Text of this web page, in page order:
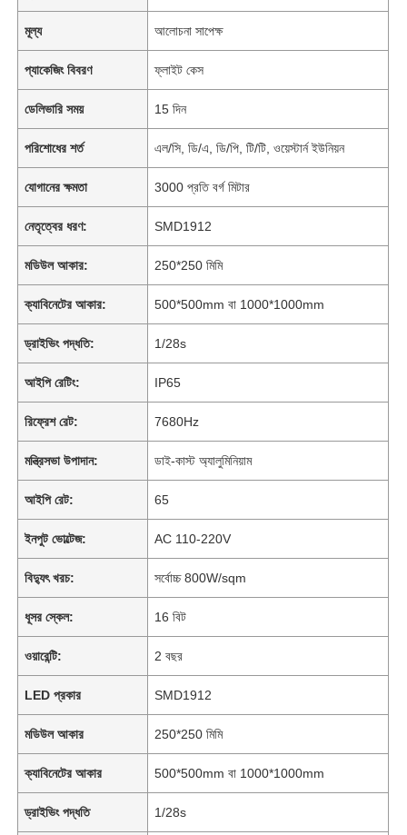
মূল্য আলোচনা সাপেক্ষ
প্যাকেজিং বিবরণ ফ্লাইট কেস
ডেলিভারি সময় 15 দিন
পরিশোধের শর্ত এল/সি, ডি/এ, ডি/পি, টি/টি, ওয়েস্টার্ন ইউনিয়ন
যোগানের ক্ষমতা 3000 প্রতি বর্গ মিটার
নেতৃত্বের ধরণ: SMD1912
মডিউল আকার: 250*250 মিমি
ক্যাবিনেটের আকার: 500*500mm বা 1000*1000mm
ড্রাইভিং পদ্ধতি: 1/28s
আইপি রেটিং: IP65
রিফ্রেশ রেট: 7680Hz
মন্ত্রিসভা উপাদান: ডাই-কাস্ট অ্যালুমিনিয়াম
আইপি রেট: 65
ইনপুট ভোল্টেজ: AC 110-220V
বিদ্যুৎ খরচ: সর্বোচ্চ 800W/sqm
ধূসর স্কেল: 16 বিট
ওয়ারেন্টি: 2 বছর
LED প্রকার SMD1912
মডিউল আকার 250*250 মিমি
ক্যাবিনেটের আকার 500*500mm বা 1000*1000mm
ড্রাইভিং পদ্ধতি 1/28s